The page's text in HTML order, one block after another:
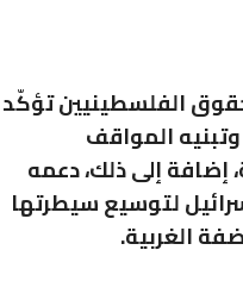
الفلسطينيين تؤكّد
المواقف
إضافة إلى ذلك، دعمه
لتوسيع سيطرتها
الغربية.